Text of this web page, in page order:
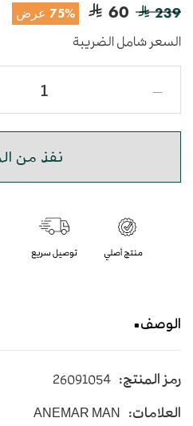
239
60 75% عرض
السعر شامل الضريبة
نفذ من
الوصف
وكبك وساعة مضمونة لمدة عام
رمز المنتج: 26091054
العلامات: ANEMAR MAN